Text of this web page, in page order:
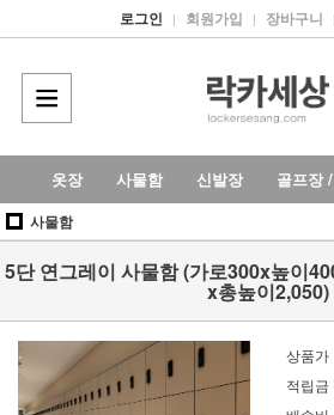
로그인 | 회원가입 | 장바구니
옷장 사물함 신발장 골프장
사물함
5단 연그레이 사물함 (가로300x높이
x총높이2,050)
상품가
적립금